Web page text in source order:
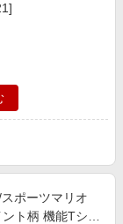
ポーツマリオ
ト柄 機能Tシャ